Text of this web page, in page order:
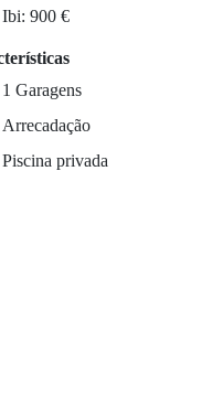
Ibi: 900 €
1 Garagens
Arrecadação
Piscina privada